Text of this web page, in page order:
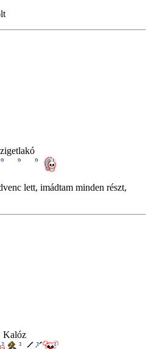
lett, imádtam minden részt,
Kalóz